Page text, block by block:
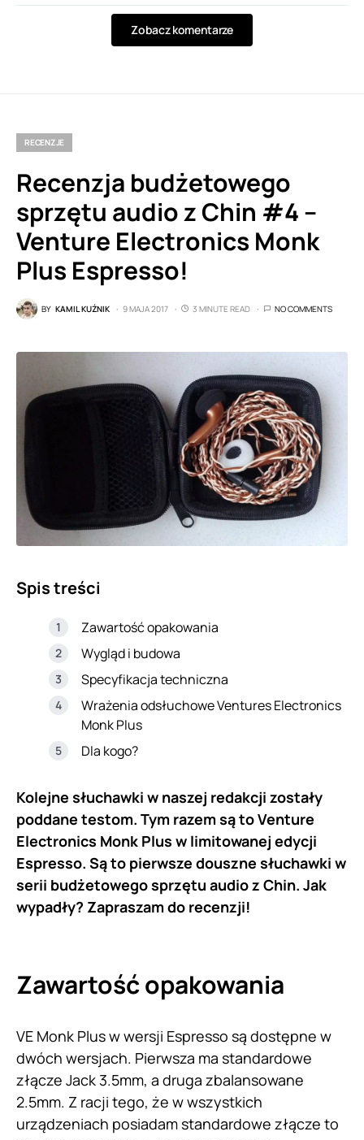
Zobacz komentarze
RECENZJE
Recenzja budżetowego
sprzętu audio z Chin #4 –
Venture Electronics Monk
Plus Espresso!
BY KAMIL KUŹNIK 9 MAJA 2017 3 MINUTE READ NO COMMENTS
Spis treści
Zawartość opakowania
Wygląd i budowa
Specyfikacja techniczna
Wrażenia odsłuchowe Ventures Electronics
Monk Plus
Dla kogo?
Kolejne słuchawki w naszej redakcji zostały
poddane testom. Tym razem są to Venture
Electronics Monk Plus w limitowanej edycji
Espresso. Są to pierwsze douszne słuchawki w
serii budżetowego sprzętu audio z Chin. Jak
wypadły? Zapraszam do recenzji!
Zawartość opakowania
VE Monk Plus w wersji Espresso są dostępne w
dwóch wersjach. Pierwsza ma standardowe
złącze Jack 3.5mm, a druga zbalansowane
2.5mm. Z racji tego, że w wszystkich
urządzeniach posiadam standardowe złącze to